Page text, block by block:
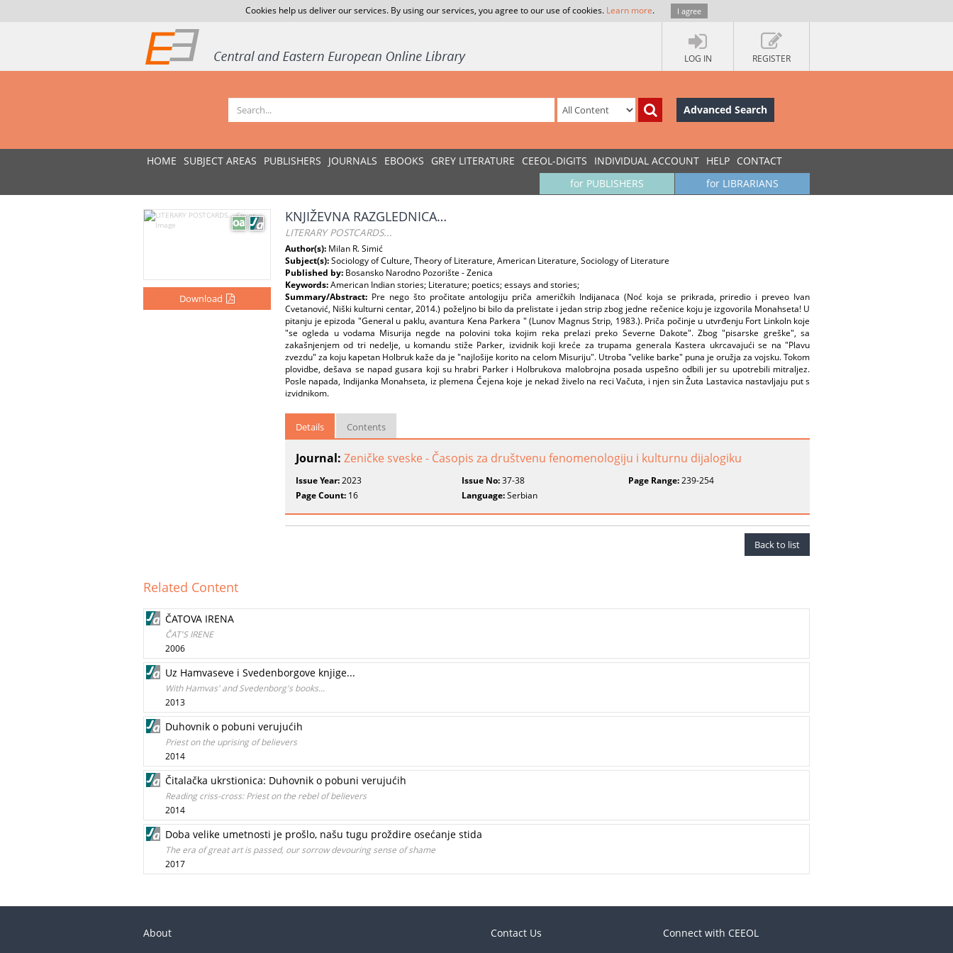
Cookies help us deliver our services. By using our services, you agree to our use of cookies. Learn more. I agree
LOG IN REGISTER
Advanced Search
HOME SUBJECT AREAS PUBLISHERS JOURNALS EBOOKS GREY LITERATURE CEEOL-DIGITS INDIVIDUAL ACCOUNT HELP CONTACT
for LIBRARIANS
for PUBLISHERS
Download
KNJIŽEVNA RAZGLEDNICA…
LITERARY POSTCARDS...
Author(s): Milan R. Simić
Subject(s):Sociology of Culture, Theory of Literature, American Literature, Sociology of Literature
Published by: Bosansko Narodno Pozorište - Zenica
Keywords:American Indian stories; Literature; poetics; essays and stories;
Summary/Abstract: Pre nego što pročitate antologiju priča američkih Indijanaca (Noć koja se prikrada, priredio i preveo Ivan
Cvetanović, Niški kulturni centar, 2014.) poželjno bi bilo da prelistate i jedan strip zbog jedne rečenice koju je izgovorila Monahseta! U
pitanju je epizoda "General u paklu, avantura Kena Parkera " (Lunov Magnus Strip, 1983.). Priča počinje u utvrđenju Fort Linkoln koje
"se ogleda u vodama Misurija negde na polovini toka kojim reka prelazi preko Severne Dakote". Zbog "pisarske greške", sa
zakašnjenjem od tri nedelje, u komandu stiže Parker, izvidnik koji kreće za trupama generala Kastera ukrcavajući se na "Plavu
zvezdu" za koju kapetan Holbruk kaže da je "najlošije korito na celom Misuriju". Utroba "velike barke" puna je oružja za vojsku. Tokom
plovidbe, dešava se napad gusara koji su hrabri Parker i Holbrukova malobrojna posada uspešno odbili jer su upotrebili mitraljez.
Posle napada, Indijanka Monahseta, iz plemena Čejena koje je nekad živelo na reci Vačuta, i njen sin Žuta Lastavica nastavljaju put s
izvidnikom.
Details Contents
Journal: Zeničke sveske - Časopis za društvenu fenomenologiju i kulturnu dijalogiku
Issue Year:2023 Issue No:37-38 Page Range:239-254
Page Count: 16 Language:Serbian
Back to list
Related Content
ČATOVA IRENA
ČAT'S IRENE
2006
Uz Hamvaseve i Svedenborgove knjige...
With Hamvas' and Svedenborg's books...
2013
Duhovnik o pobuni verujućih
Priest on the uprising of believers
2014
Čitalačka ukrstionica: Duhovnik o pobuni verujućih
Reading criss-cross: Priest on the rebel of believers
2014
Doba velike umetnosti je prošlo, našu tugu proždire osećanje stida
The era of great art is passed, our sorrow devouring sense of shame
2017
About Contact Us Connect with CEEOL